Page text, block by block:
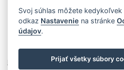
© 2026 MEDIDIET® - METÓDA,
Svoj súhlas môžete
odkaz Nastavenie na stránke
údajov.
Prijať všetky súbory